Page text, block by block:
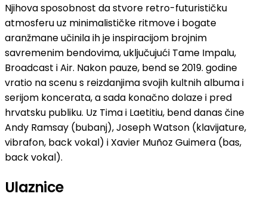
Njihova sposobnost da stvore retro-futurističku
atmosferu uz minimalističke ritmove i bogate
aranžmane učinila ih je inspiracijom brojnim
savremenim bendovima, uključujući Tame Impalu,
Broadcast i Air. Nakon pauze, bend se 2019. godine
vratio na scenu s reizdanjima svojih kultnih albuma i
serijom koncerata, a sada konačno dolaze i pred
hrvatsku publiku. Uz Tima i Laetitiu, bend danas čine
Andy Ramsay (bubanj), Joseph Watson (klavijature,
vibrafon, back vokal) i Xavier Muñoz Guimera (bas,
back vokal).
Ulaznice